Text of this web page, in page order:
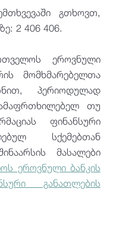
გთხოვთ,
2 406 406.
ეროვნული
მომხმარებელთა
პერიოდულად
თუ
ფინანსური
სქემებთან
მასალები
ეროვნული ბანკის
განათლების